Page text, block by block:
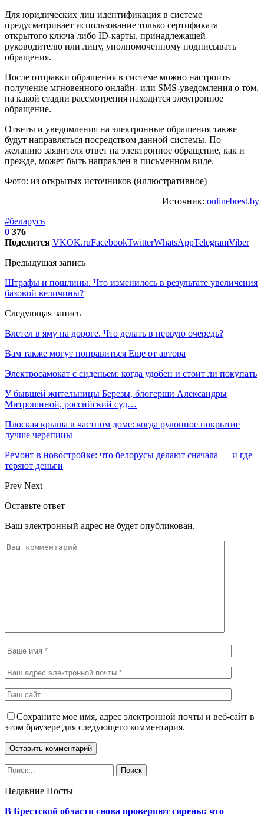
Для юридических лиц идентификация в системе
предусматривает использование только сертификата
открытого ключа либо ID-карты, принадлежащей
руководителю или лицу, уполномоченному подписывать
обращения.
После отправки обращения в системе можно настроить
получение мгновенного онлайн- или SMS-уведомления о том,
на какой стадии рассмотрения находится электронное
обращение.
Ответы и уведомления на электронные обращения также
будут направляться посредством данной системы. По
желанию заявителя ответ на электронное обращение, как и
прежде, может быть направлен в письменном виде.
Фото: из открытых источников (иллюстративное)
Источник: onlinebrest.by
#беларусь
0 376
Поделится VKOK.ruFacebookTwitterWhatsAppTelegramViber
Предыдущая запись
Штрафы и пошлины. Что изменилось в результате увеличения
базовой величины?
Следующая запись
Влетел в яму на дороге. Что делать в первую очередь?
Вам также могут понравиться Еще от автора
Электросамокат с сиденьем: когда удобен и стоит ли покупать
У бывшей жительницы Березы, блогерши Александры
Митрошиной, российский суд…
Плоская крыша в частном доме: когда рулонное покрытие
лучше черепицы
Ремонт в новостройке: что белорусы делают сначала — и где
теряют деньги
Prev Next
Оставьте ответ
Ваш электронный адрес не будет опубликован.
Сохраните мое имя, адрес электронной почты и веб-сайт в
этом браузере для следующего комментария.
Недавние Посты
В Брестской области снова проверяют сирены: что